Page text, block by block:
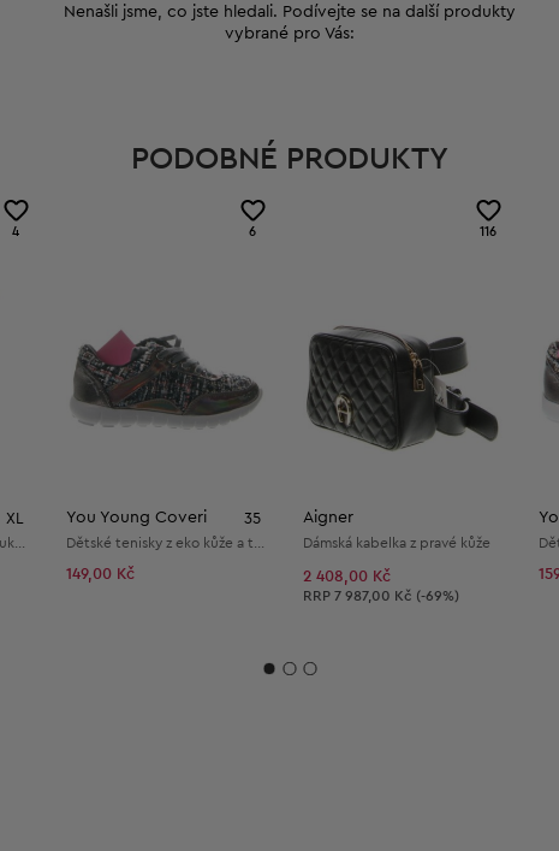
Nenašli jsme, co jste hledali. Podívejte se na další produkty
vybrané pro Vás:
PODOBNÉ PRODUKTY
4
XL
6
You Young Coveri 35
149,00 Kč
116
Aigner
Dámská kabelka z pravé kůže
2 408,00 Kč
Doporučená cena:
RRP 7 987,00 Kč (-69%)